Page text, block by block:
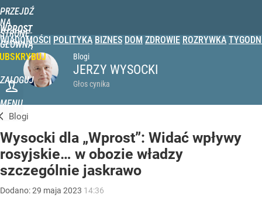
PRZEJDŹ
NA
STRONĘ
GŁÓWNĄ
WPROST
WIADOMOŚCI POLITYKA BIZNES DOM ZDROWIE ROZRYWKA
ZALOGUJ
MENU
Blogi
JERZY WYSOCKI
Głos cynika
Blogi
Wysocki dla „Wprost”: Widać wpływy
rosyjskie… w obozie władzy
szczególnie jaskrawo
Dodano:29 maja 2023 14:36